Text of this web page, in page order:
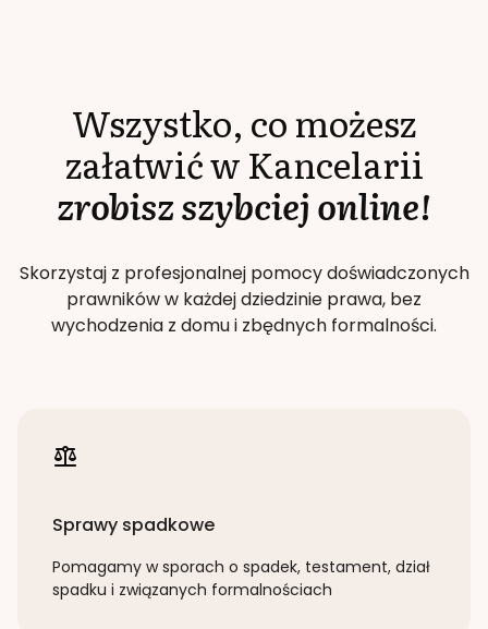
Wszystko, co możesz
załatwić w Kancelarii
zrobisz szybciej online!
Skorzystaj z profesjonalnej pomocy doświadczonych
prawników w każdej dziedzinie prawa, bez
wychodzenia z domu i zbędnych formalności.
Sprawy spadkowe
Pomagamy w sporach o spadek, testament, dział
spadku i związanych formalnościach